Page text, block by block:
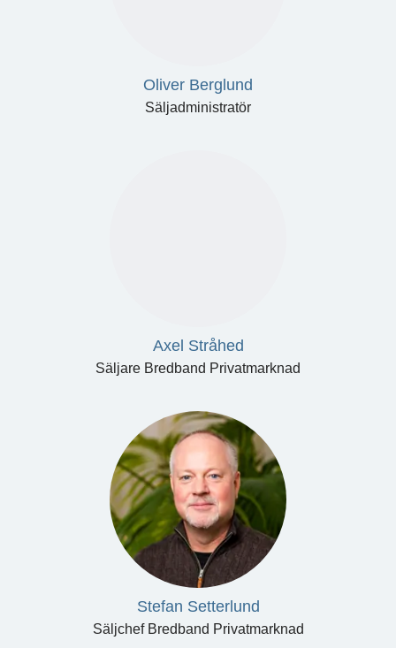
Oliver Berglund
Säljadministratör
Axel Stråhed
Säljare Bredband Privatmarknad
Stefan Setterlund
Säljchef Bredband Privatmarknad